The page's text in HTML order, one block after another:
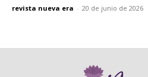
revista nueva era - 20 de junio de 2026